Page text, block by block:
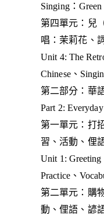
Singing：
第四單元：兒
唱：茉莉花、
Unit 4: The
Chinese、
第二部分：華
Part 2:
第一單元：打
習、活動、俚
Unit 1:
Practice、
第二單元：購
動、俚語、諺